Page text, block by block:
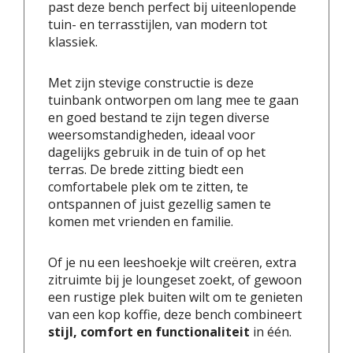
past deze bench perfect bij uiteenlopende
tuin- en terrasstijlen, van modern tot
klassiek.
Met zijn stevige constructie is deze
tuinbank ontworpen om lang mee te gaan
en goed bestand te zijn tegen diverse
weersomstandigheden, ideaal voor
dagelijks gebruik in de tuin of op het
terras. De brede zitting biedt een
comfortabele plek om te zitten, te
ontspannen of juist gezellig samen te
komen met vrienden en familie.
Of je nu een leeshoekje wilt creëren, extra
zitruimte bij je loungeset zoekt, of gewoon
een rustige plek buiten wilt om te genieten
van een kop koffie, deze bench combineert
stijl, comfort en functionaliteit in één.